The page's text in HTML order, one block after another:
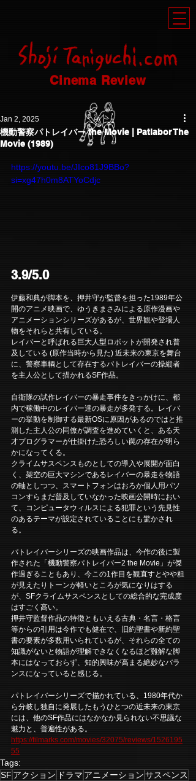
Cinema Review
機動警察パトレイバー the Movie | Patlabor The
Movie (1989)
Jan 2, 2025
https://youtu.be/JIco81J9BBo?
si=xg47h0m8ATYoCdjc
3.9/5.0
伊藤和典が脚本を、押井守が監督を担った1989年公
開のアニメ映画で、ゆうきまさみによる原作漫画や
アニメーションシリーズがあるが、世界観や登場人
物をそれらと共有している。
レイバーと呼ばれる巨大人型ロボットが開発され普
及している (原作当時から見た) 近未来の東京を舞台
に、警察車輌として存在するパトレイバーの操縦者
を主人公として描かれるSF作品。
自衛隊の試作レイバーの暴走事件をきっかけに、都
内で稼働中のレイバー達の暴走が多発する。レイバ
ーの挙動を制御する最新OSに原因があるのではと推
測した主人公の同僚が調査を進めていくと、ある天
才プログラマーが仕掛けた恐ろしい罠の存在が明ら
かになってくる。
クライムサスペンスものとしての導入や展開が面白
く、架空の巨大マシンであるレイバーの暴走を物語
の軸としつつ、スマートフォンはおろか個人用パソ
コンすらまだ普及していなかった映画公開時におい
て、コンピュータウィルスによる犯罪という先見性
のあるテーマが設定されていることにも驚かされ
る。
パトレイバーシリーズの映画作品は、今作の後に製
作された「機動警察パトレイバー2 the Movie」が傑
作過ぎることもあり、今この1作目を観直すとやや粗
が見えたりトーンが軽いところが気になりはする
が、SFクライムサスペンスとしての総合的な完成度
はすごく高い。
押井守監督作品の特徴ともいえる古典・名言・格言
等からの引用は今作でも健在で、旧約聖書や新約聖
書の要素が多数用いられているが、それらの全ての
知識がないと物語が理解できなくなるほど難解な脚
本にはなっておらず、知的興味が高まる絶妙なバラ
ンスになっていると感じる。
パトレイバーシリーズで描かれている、1980年代か
ら分岐し独自に発展したもうひとつの近未来の東京
には、他のSF作品にはなかなか見られない不思議な
魅力と、普遍性がある。
https://filmarks.com/movies/32075/reviews/1526195
55
Tags:
SF アクション ドラマ アニメーションサスペンス